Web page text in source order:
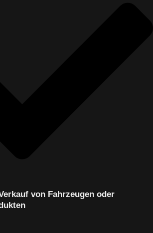
von Fahrzeugen oder